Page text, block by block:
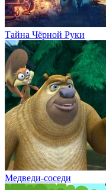
Тайна Чёрной Руки
Медведи-соседи